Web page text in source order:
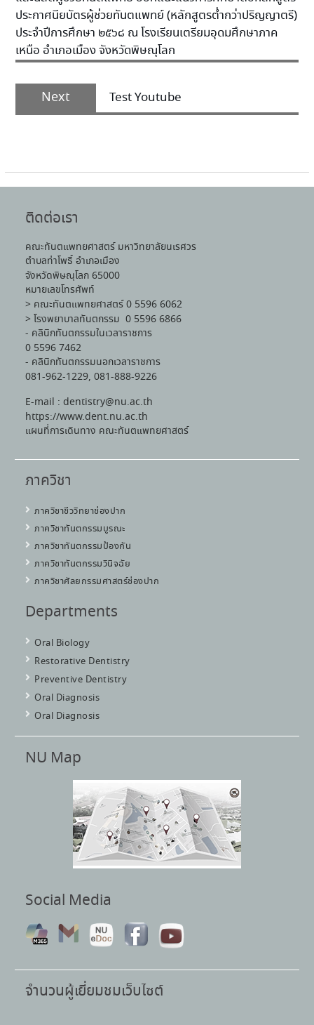
ประกาศนียบัตรผู้ช่วยทันตแพทย์ (หลักสูตรต่ำกว่าปริญญาตรี)
ประจำปีการศึกษา ๒๕๖๘ ณ โรงเรียนเตรียมอุดมศึกษาภาค
เหนือ อำเภอเมือง จังหวัดพิษณุโลก
Next Test Youtube
ติดต่อเรา
คณะทันตแพทยศาสตร์ มหาวิทยาลัยนเรศวร
ตำบลท่าโพธิ์ อำเภอเมือง
จังหวัดพิษณุโลก 65000
หมายเลขโทรศัพท์
> คณะทันตแพทยศาสตร์ 0 5596 6062
> โรงพยาบาลทันตกรรม 0 5596 6866
- คลินิกทันตกรรมในเวลาราชการ
0 5596 7462
- คลินิกทันตกรรมนอกเวลาราชการ
081-962-1229, 081-888-9226
E-mail : dentistry@nu.ac.th
https://www.dent.nu.ac.th
แผนที่การเดินทาง คณะทันตแพทยศาสตร์
ภาควิชา
ภาควิชาชีววิทยาช่องปาก
ภาควิชาทันตกรรมบูรณะ
ภาควิชาทันตกรรมป้องกัน
ภาควิชาทันตกรรมวินิจฉัย
ภาควิชาศัลยกรรมศาสตร์ช่องปาก
Departments
Oral Biology
Restorative Dentistry
Preventive Dentistry
Oral Diagnosis
Oral Diagnosis
NU Map
Social Media
จำนวนผู้เยี่ยมชมเว็บไซต์